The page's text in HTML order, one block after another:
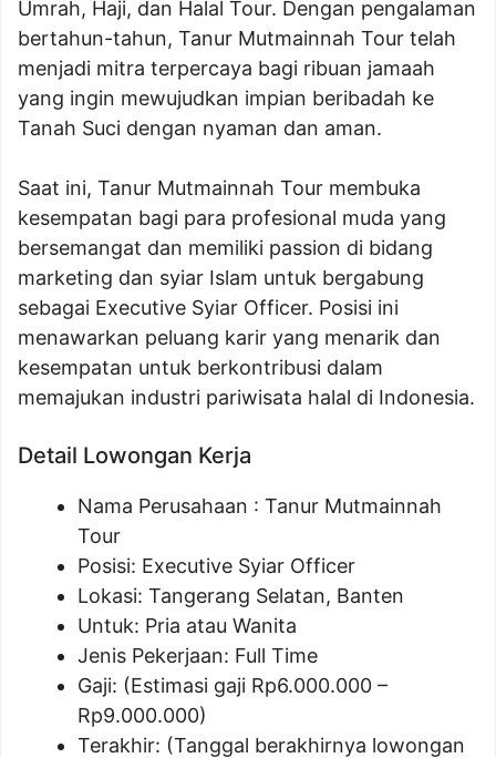
Umrah, Haji, dan Halal Tour. Dengan pengalaman
bertahun-tahun, Tanur Mutmainnah Tour telah
menjadi mitra terpercaya bagi ribuan jamaah
yang ingin mewujudkan impian beribadah ke
Tanah Suci dengan nyaman dan aman.
Saat ini, Tanur Mutmainnah Tour membuka
kesempatan bagi para profesional muda yang
bersemangat dan memiliki passion di bidang
marketing dan syiar Islam untuk bergabung
sebagai Executive Syiar Officer. Posisi ini
menawarkan peluang karir yang menarik dan
kesempatan untuk berkontribusi dalam
memajukan industri pariwisata halal di Indonesia.
Detail Lowongan Kerja
Nama Perusahaan : Tanur Mutmainnah
Tour
Posisi: Executive Syiar Officer
Lokasi: Tangerang Selatan, Banten
Untuk: Pria atau Wanita
Jenis Pekerjaan: Full Time
Gaji: (Estimasi gaji Rp6.000.000 –
Rp9.000.000)
Terakhir: (Tanggal berakhirnya lowongan